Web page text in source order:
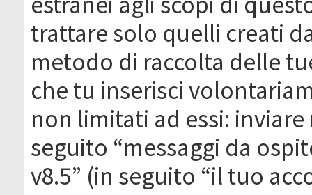
trattare solo quelli creati
metodo di raccolta delle
che tu inserisci
non limitati ad essi:
seguito “messaggi da
v8.5” (in seguito “il tuo